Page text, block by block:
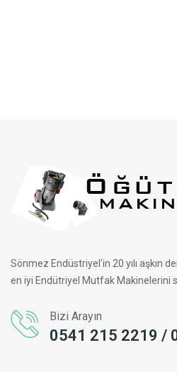
Sönmez Endüstriyel'in 20 yılı aşkın
en iyi Endütriyel Mutfak Makinelerini
Bizi Arayın
0541 215 2219 /